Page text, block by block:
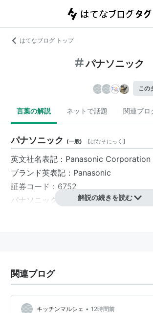
はてなブログ トップ
パナソニック
この
言葉の解説 ネットで話題 関連ブロ
パナソニック (一般) 【ぱなそにっく 】
英文社名表記： Panasonic Corporation
ブランド英表記： Panasonic
証券コード：6752
パナソニック
株式会社は、大阪府門真市
旧松下電器産業
1955年、輸出用スピーカーに最初に使
は既存のブランド名であったナショナル
解説の続きを読む
関連ブログ
キッチンマルシェ • 12時間前